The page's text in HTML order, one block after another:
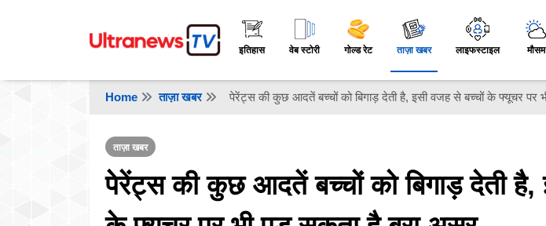
इतिहास वेब स्टोरी गोल्ड रेट ताज़ा खबर लाइफस्टाइल मौसम
Home ताज़ा खबर पेरेंट्स की कुछ आदतें बच्चों को बिगाड़ देती है, इसी वजह से बच्चों के फ्यूचर पर
ताज़ा खबर
पेरेंट्स की कुछ आदतें बच्चों को बिगाड़ देती है,